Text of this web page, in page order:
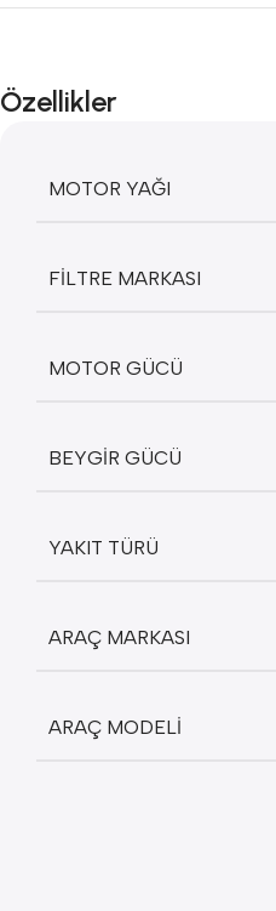
Özellikler
MOTOR YAĞI
FILTRE MARKASI
MOTOR GÜCÜ
BEYGIR GÜCÜ
YAKIT TÜRÜ
ARAÇ MARKASI
ARAÇ MODELI